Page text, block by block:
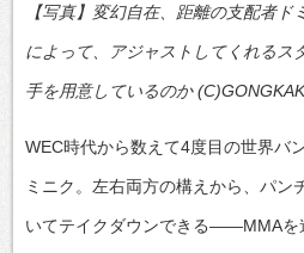
【写真】変幻自在、距離の支配者
によって、アジャストしてくれるス
手を用意しているのか
WEC時代から数えて4度目の世界バ
ミニク。左右両方の構えから、パン
いてテイクダウンできる――MMAを